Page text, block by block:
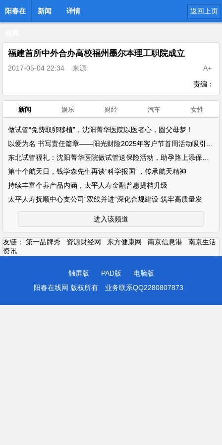
阳春在 新闻 详情 返回上页
福建首所中外合办高校福州墨尔本理工职院成立
2017-05-04 22:34 来源:
A+
责编：
新闻 娱乐 财经 汽车 女性
做试管“免费取卵移植”，沈阳菁华医院以医者心，圆父母梦！
第十个航天日，钱学森先生再谈“科学报国”，传承航天精神
持续丰富个养产品内涵，太平人寿金融普惠提档升级
太平人寿抚顺中心支公司“双线并进”深化合规建设 筑牢高质量发
进入该频道
友链： 第一品牌秀 资源财经网 东方健康网 南京信息港
南京生活
资讯
触屏版 PAD版
电脑版
阳春在线网 版权所有
业务联系QQ2280807873